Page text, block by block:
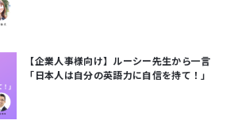
【企業人事様向け】ルーシー先生から一言
「日本人は自分の英語力に自信を持て！」